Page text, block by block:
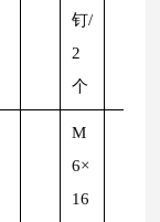
钉/
2
个
M
6×
16